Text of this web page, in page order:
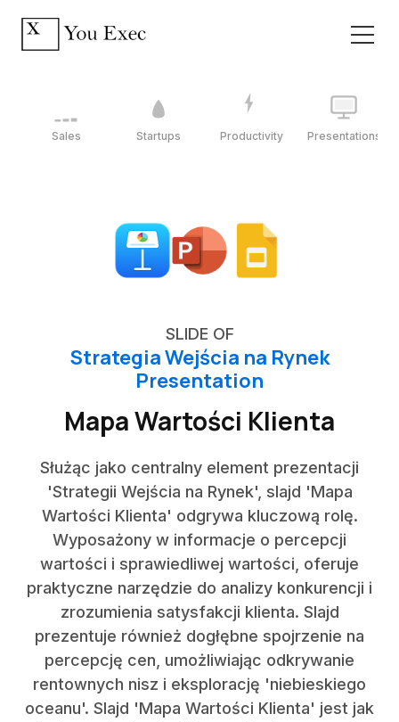
Sales Startups Productivity Presentations
SLIDE OF
Strategia Wejścia na Rynek
Presentation
Mapa Wartości Klienta
Służąc jako centralny element prezentacji
'Strategii Wejścia na Rynek', slajd 'Mapa
Wartości Klienta' odgrywa kluczową rolę.
Wyposażony w informacje o percepcji
wartości i sprawiedliwej wartości, oferuje
praktyczne narzędzie do analizy konkurencji i
zrozumienia satysfakcji klienta. Slajd
prezentuje również dogłębne spojrzenie na
percepcję cen, umożliwiając odkrywanie
rentownych nisz i eksplorację 'niebieskiego
oceanu'. Slajd 'Mapa Wartości Klienta' jest jak